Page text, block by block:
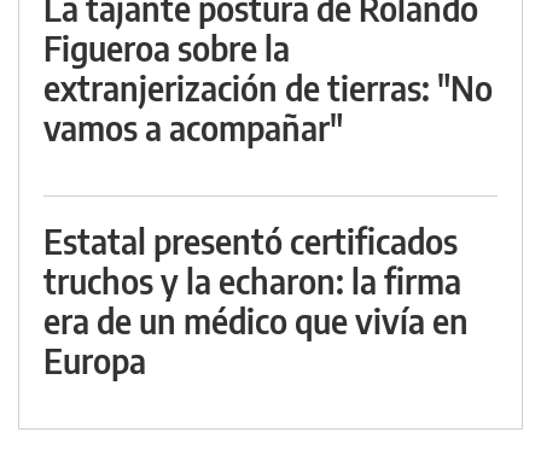
Figueroa sobre la
extranjerización de tierras: "No
vamos a acompañar"
Estatal presentó certificados
truchos y la echaron: la firma
era de un médico que vivía en
Europa